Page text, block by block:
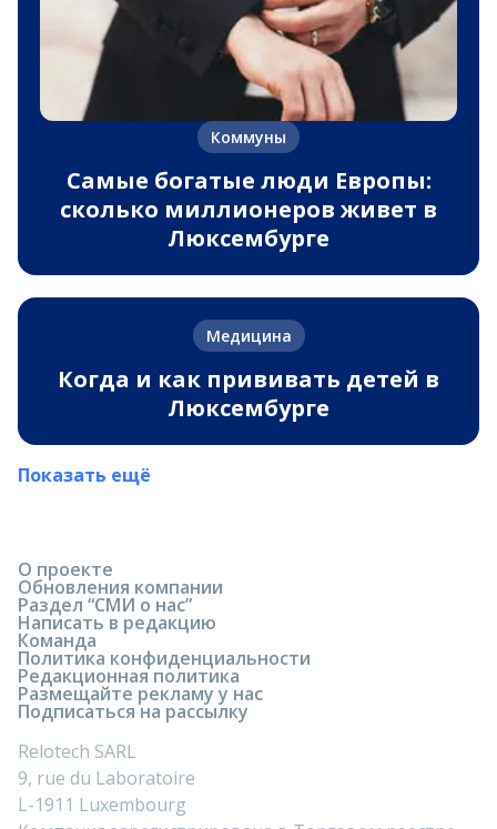
Коммуны
Самые богатые люди Европы:
сколько миллионеров живет в
Люксембурге
Медицина
Когда и как прививать детей в
Люксембурге
Показать ещё
О проекте
Обновления компании
Раздел “СМИ о нас”
Написать в редакцию
Команда
Политика конфиденциальности
Редакционная политика
Размещайте рекламу у нас
Подписаться на рассылку
Relotech SARL
9, rue du Laboratoire
L-1911 Luxembourg